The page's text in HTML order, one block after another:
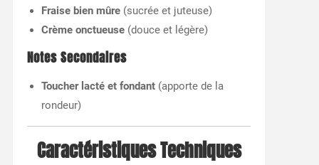
Fraise bien mûre(sucrée et juteuse)
Crème onctueuse(douce et légère)
Notes Secondaires
Toucher lacté et fondant(apporte de la
rondeur)
Caractéristiques Techniques